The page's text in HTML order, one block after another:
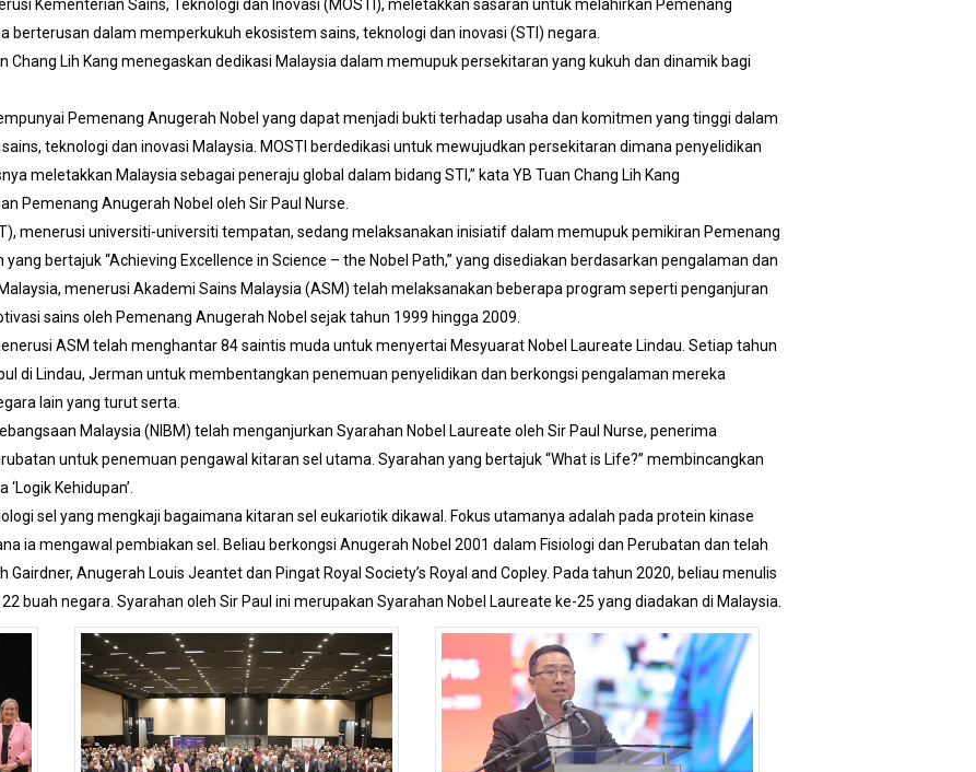
Kementerian Sains, Teknologi dan Inovasi (MOSTI), meletakkan sasaran untuk melahirkan Pemenang
berterusan dalam memperkukuh ekosistem sains, teknologi dan inovasi (STI) negara.
Chang Lih Kang menegaskan dedikasi Malaysia dalam memupuk persekitaran yang kukuh dan dinamik bagi
Pemenang Anugerah Nobel yang dapat menjadi bukti terhadap usaha dan komitmen yang tinggi dalam
teknologi dan inovasi Malaysia. MOSTI berdedikasi untuk mewujudkan persekitaran dimana penyelidikan
meletakkan Malaysia sebagai peneraju global dalam bidang STI,” kata YB Tuan Chang Lih Kang
Pemenang Anugerah Nobel oleh Sir Paul Nurse.
menerusi universiti-universiti tempatan, sedang melaksanakan inisiatif dalam memupuk pemikiran Pemenang
bertajuk “Achieving Excellence in Science – the Nobel Path,” yang disediakan berdasarkan pengalaman dan
menerusi Akademi Sains Malaysia (ASM) telah melaksanakan beberapa program seperti penganjuran
sains oleh Pemenang Anugerah Nobel sejak tahun 1999 hingga 2009.
ASM telah menghantar 84 saintis muda untuk menyertai Mesyuarat Nobel Laureate Lindau. Setiap tahun
di Lindau, Jerman untuk membentangkan penemuan penyelidikan dan berkongsi pengalaman mereka
lain yang turut serta.
Malaysia (NIBM) telah menganjurkan Syarahan Nobel Laureate oleh Sir Paul Nurse, penerima
untuk penemuan pengawal kitaran sel utama. Syarahan yang bertajuk “What is Life?” membincangkan
Kehidupan’.
sel yang mengkaji bagaimana kitaran sel eukariotik dikawal. Fokus utamanya adalah pada protein kinase
ia mengawal pembiakan sel. Beliau berkongsi Anugerah Nobel 2001 dalam Fisiologi dan Perubatan dan telah
Anugerah Louis Jeantet dan Pingat Royal Society’s Royal and Copley. Pada tahun 2020, beliau menulis
buah negara. Syarahan oleh Sir Paul ini merupakan Syarahan Nobel Laureate ke-25 yang diadakan di Malaysia.